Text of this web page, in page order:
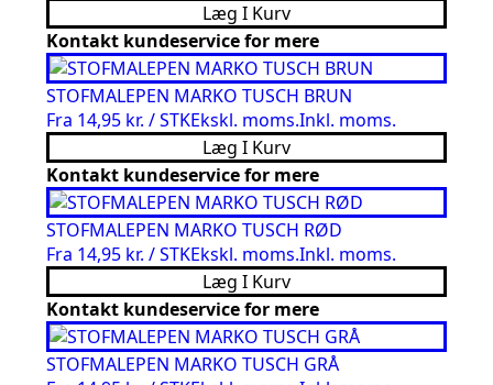
Læg I Kurv
Kontakt kundeservice for mere
STOFMALEPEN MARKO TUSCH BRUN
Fra 14,95 kr. / STKEkskl. moms.Inkl. moms.
Læg I Kurv
Kontakt kundeservice for mere
STOFMALEPEN MARKO TUSCH RØD
Fra 14,95 kr. / STKEkskl. moms.Inkl. moms.
Læg I Kurv
Kontakt kundeservice for mere
STOFMALEPEN MARKO TUSCH GRÅ